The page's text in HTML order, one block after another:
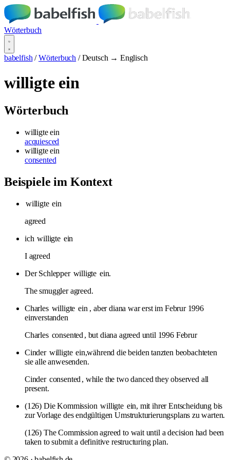
Wörterbuch
babelfish / Wörterbuch / Deutsch → Englisch
willigte ein
Wörterbuch
willigte ein
acquiesced
willigte ein
consented
Beispiele im Kontext
willigte ein
agreed
ich willigte ein
I agreed
Der Schlepper willigte ein.
The smuggler agreed.
Charles willigte ein , aber diana war erst im Februr 1996
einverstanden
Charles consented , but diana agreed until 1996 Februr
Cinder willigte ein,während die beiden tanzten beobachteten
sie alle anwesenden.
Cinder consented , while the two danced they observed all
present.
(126) Die Kommission willigte ein, mit ihrer Entscheidung bis
zur Vorlage des endgültigen Umstrukturierungsplans zu warten.
(126) The Commission agreed to wait until a decision had been
taken to submit a definitive restructuring plan.